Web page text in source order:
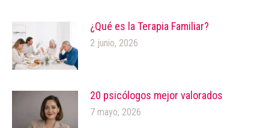
¿Qué es la Terapia Familiar?
2 junio, 2026
20 psicólogos mejor valorados
7 mayo, 2026